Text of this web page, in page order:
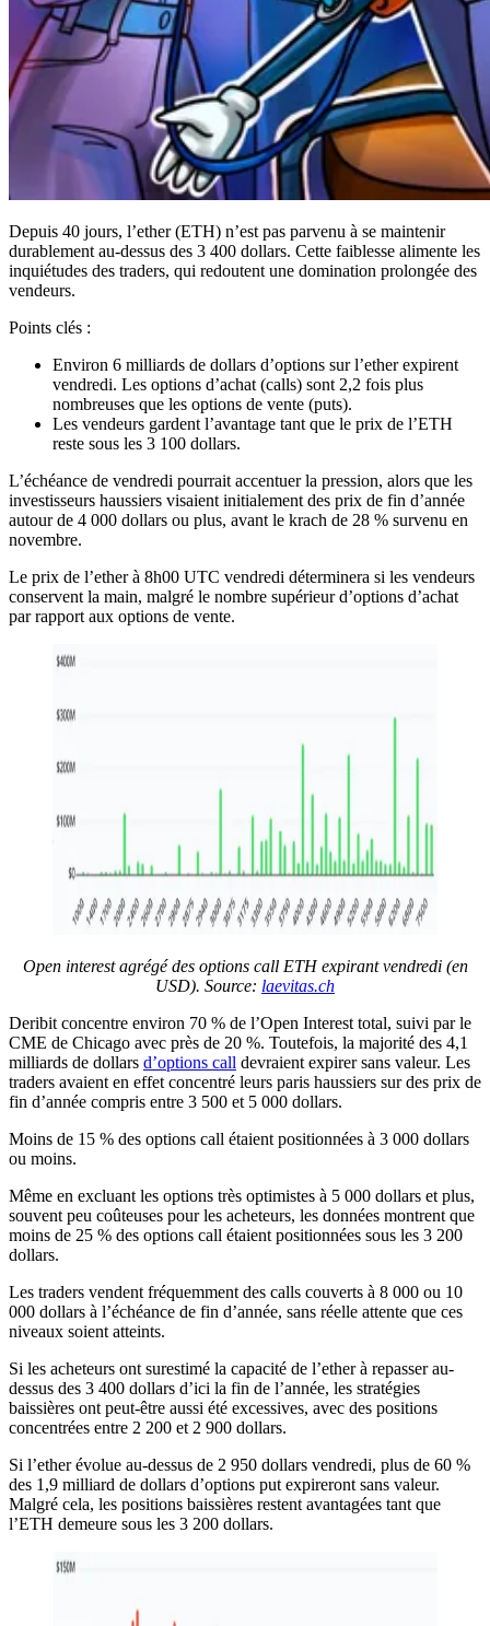
Depuis 40 jours, l’ether (ETH) n’est pas parvenu à se maintenir
durablement au-dessus des 3 400 dollars. Cette faiblesse alimente les
inquiétudes des traders, qui redoutent une domination prolongée des
vendeurs.
Points clés :
Environ 6 milliards de dollars d’options sur l’ether expirent
vendredi. Les options d’achat (calls) sont 2,2 fois plus
nombreuses que les options de vente (puts).
Les vendeurs gardent l’avantage tant que le prix de l’ETH
reste sous les 3 100 dollars.
L’échéance de vendredi pourrait accentuer la pression, alors que les
investisseurs haussiers visaient initialement des prix de fin d’année
autour de 4 000 dollars ou plus, avant le krach de 28 % survenu en
novembre.
Le prix de l’ether à 8h00 UTC vendredi déterminera si les vendeurs
conservent la main, malgré le nombre supérieur d’options d’achat
par rapport aux options de vente.
Open interest agrégé des options call ETH expirant vendredi (en
USD). Source: laevitas.ch
Deribit concentre environ 70 % de l’Open Interest total, suivi par le
CME de Chicago avec près de 20 %. Toutefois, la majorité des 4,1
milliards de dollars d’options call devraient expirer sans valeur. Les
traders avaient en effet concentré leurs paris haussiers sur des prix de
fin d’année compris entre 3 500 et 5 000 dollars.
Moins de 15 % des options call étaient positionnées à 3 000 dollars
ou moins.
Même en excluant les options très optimistes à 5 000 dollars et plus,
souvent peu coûteuses pour les acheteurs, les données montrent que
moins de 25 % des options call étaient positionnées sous les 3 200
dollars.
Les traders vendent fréquemment des calls couverts à 8 000 ou 10
000 dollars à l’échéance de fin d’année, sans réelle attente que ces
niveaux soient atteints.
Si les acheteurs ont surestimé la capacité de l’ether à repasser au-
dessus des 3 400 dollars d’ici la fin de l’année, les stratégies
baissières ont peut-être aussi été excessives, avec des positions
concentrées entre 2 200 et 2 900 dollars.
Si l’ether évolue au-dessus de 2 950 dollars vendredi, plus de 60 %
des 1,9 milliard de dollars d’options put expireront sans valeur.
Malgré cela, les positions baissières restent avantagées tant que
l’ETH demeure sous les 3 200 dollars.